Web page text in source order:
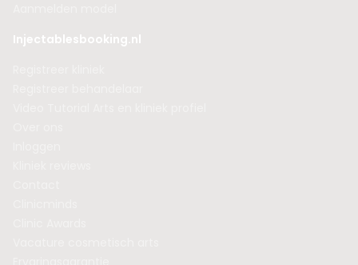
Injectablesbooking.nl